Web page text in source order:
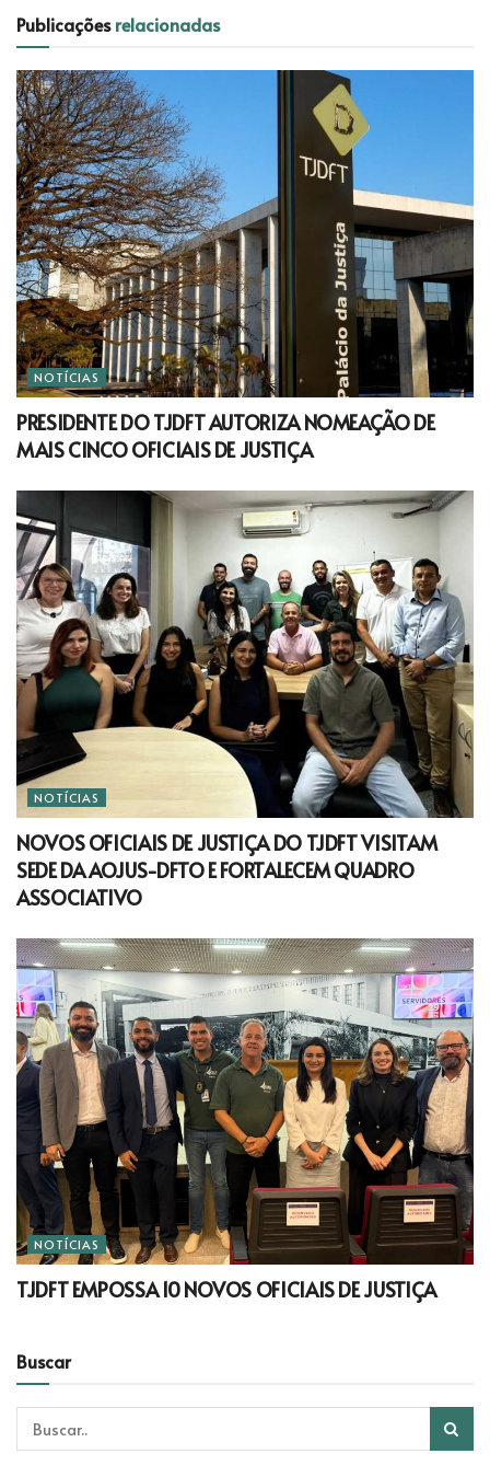
Publicaçõesrelacionadas
NOTÍCIAS
PRESIDENTE DO TJDFT AUTORIZA NOMEAÇÃO DE
MAIS CINCO OFICIAIS DE JUSTIÇA
NOTÍCIAS
NOVOS OFICIAIS DE JUSTIÇA DO TJDFT VISITAM
SEDE DA AOJUS-DFTO E FORTALECEM QUADRO
ASSOCIATIVO
NOTÍCIAS
TJDFT EMPOSSA 10 NOVOS OFICIAIS DE JUSTIÇA
Buscar